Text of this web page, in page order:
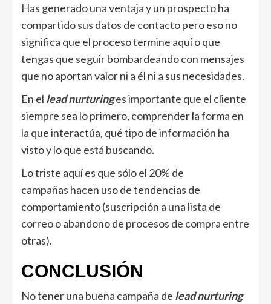
Has generado una ventaja y un prospecto ha
compartido sus datos de contacto pero eso no
significa que el proceso termine aquí o que
tengas que seguir bombardeando con mensajes
que no aportan valor ni a él ni a sus necesidades.
En el lead nurturinges importante que el cliente
siempre sea lo primero, comprender la forma en
la que interactúa, qué tipo de información ha
visto y lo que está buscando.
Lo triste aquí es que sólo el 20% de
campañas hacen uso de tendencias de
comportamiento (suscripción a una lista de
correo o abandono de procesos de compra entre
otras).
CONCLUSIÓN
No tener una buena campaña de lead nurturing